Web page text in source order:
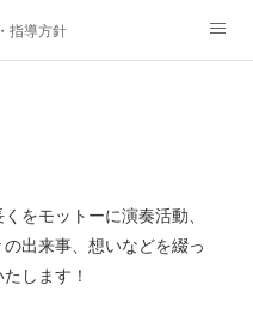
指導方針
演奏スケジュール
をモットーに演奏活動、
出来事、想いなどを綴っ
します！